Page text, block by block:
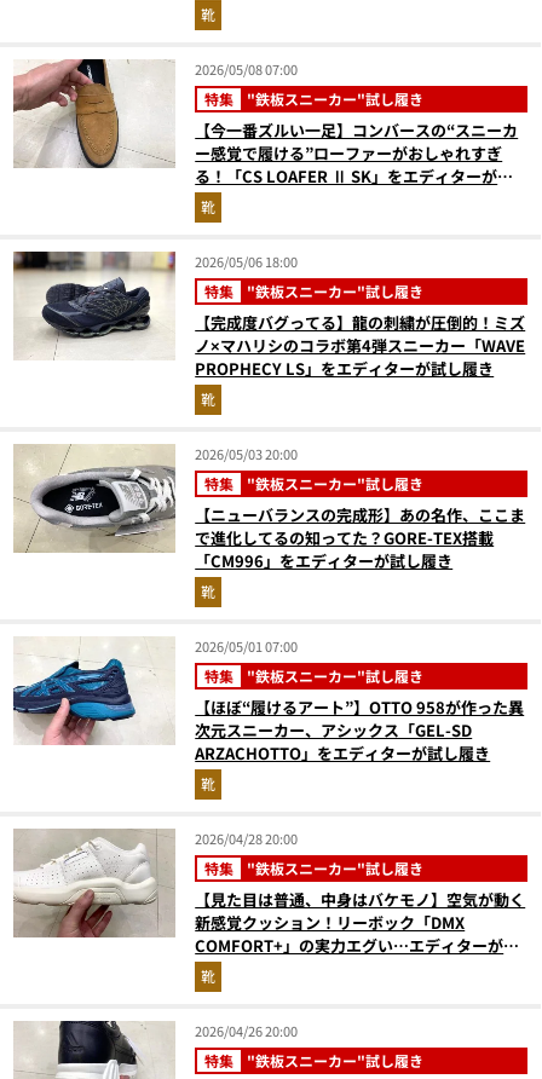
靴
2026/05/08 07:00
特集 "鉄板スニーカー"試し履き
【今一番ズルい一足】コンバースの“スニーカ
ー感覚で履ける”ローファーがおしゃれすぎ
る！「CS LOAFER Ⅱ SK」をエディターが試
し履き
靴
2026/05/06 18:00
特集 "鉄板スニーカー"試し履き
【完成度バグってる】龍の刺繍が圧倒的！ミズ
ノ×マハリシのコラボ第4弾スニーカー「WAVE
PROPHECY LS」をエディターが試し履き
靴
2026/05/03 20:00
特集 "鉄板スニーカー"試し履き
【ニューバランスの完成形】あの名作、ここま
で進化してるの知ってた？GORE-TEX搭載
「CM996」をエディターが試し履き
靴
2026/05/01 07:00
特集 "鉄板スニーカー"試し履き
【ほぼ“履けるアート”】OTTO 958が作った異
次元スニーカー、アシックス「GEL-SD
ARZACHOTTO」をエディターが試し履き
靴
2026/04/28 20:00
特集 "鉄板スニーカー"試し履き
【見た目は普通、中身はバケモノ】空気が動く
新感覚クッション！リーボック「DMX
COMFORT+」の実力エグい…エディターが試
し履き
靴
2026/04/26 20:00
特集 "鉄板スニーカー"試し履き